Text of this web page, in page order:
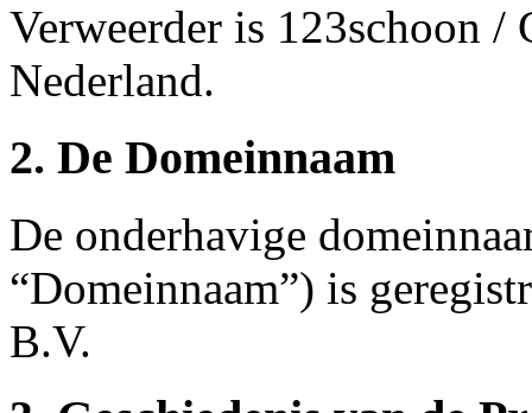
Verweerder is 123schoon
Nederland.
2. De Domeinnaam
De onderhavige
“Domeinnaam”) is
B.V.